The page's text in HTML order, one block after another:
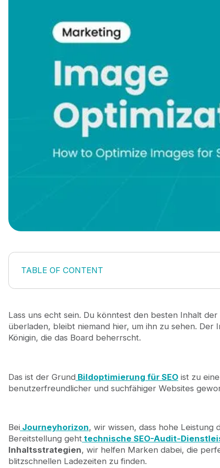
TABLE OF CONTENT
1. Was ist Bildoptimierung für SEO?
3. Beste Bildformate für SEO im Jahr 2026
4. Bildkomprimierung und Leistungsoptimierung
5. Reaktionsschnelle Bilder und verzögertes Laden
7.2. Bildunterschriften und kontextuelle Relevanz
8. Bildindizierung, Sitemaps und Crawlbarkeit
9. Strukturierte Daten für Bilder (ImageObject)
10. Visuelle Suche und Google Lens-Optimierung
11. Checkliste und Tools für das SEO-Audit von
12. Wie Journeyhorizon die Imageoptimierung für
Lass uns echt sein. Du könntest den besten Inhalt
überladen, bleibt niemand hier, um ihn zu sehen. Der
Königin, die das Board beherrscht.
Das ist der Grund Bildoptimierung für SEOist zu
benutzerfreundlicher und suchfähiger Websites
Bei Journeyhorizon, wir wissen, dass hohe Leistung
Bereitstellung geht technische SEO-Audit-
Inhaltsstrategien, wir helfen Marken dabei, die
blitzschnellen Ladezeiten zu finden.